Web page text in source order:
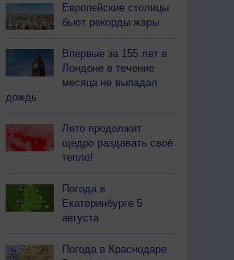
Европейские столицы
бьют рекорды жары
Впервые за 155 лет в
Лондоне в течение
месяца не выпадал
дождь
Лето продолжит
щедро раздавать своё
тепло!
Погода в
Екатеринбурге 5
августа
Погода в Краснодаре